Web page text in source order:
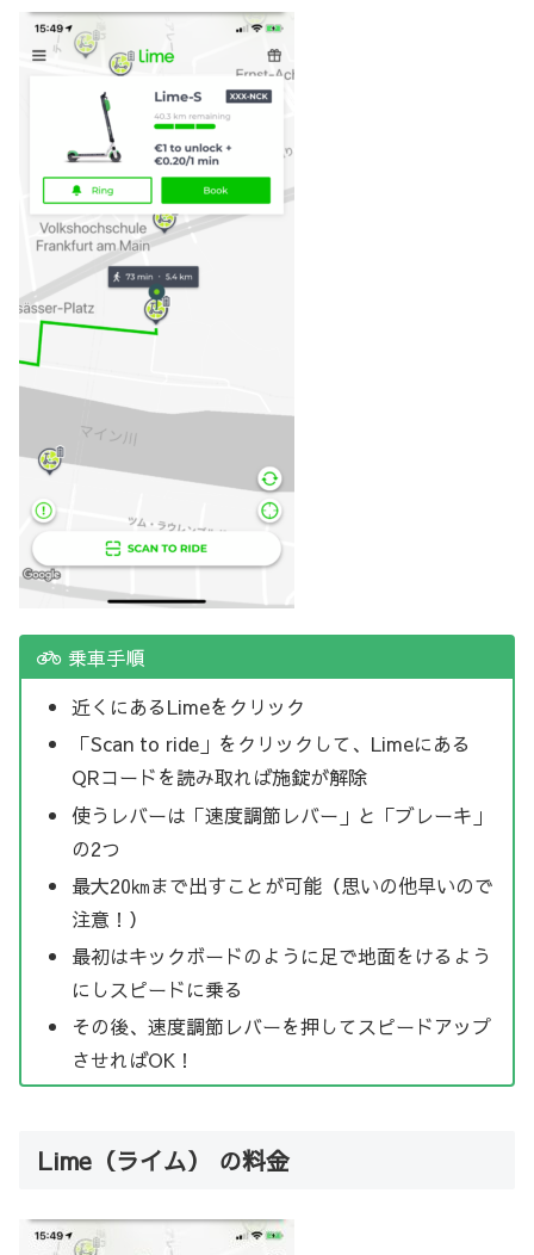
乗車手順
近くにあるLimeをクリック
「Scan to ride」をクリックして、Limeにある
QRコードを読み取れば施錠が解除
使うレバーは「速度調節レバー」と「ブレーキ」
の2つ
最大20㎞まで出すことが可能（思いの他早いので
注意！）
最初はキックボードのように足で地面をけるよう
にしスピードに乗る
その後、速度調節レバーを押してスピードアップ
させればOK！
Lime（ライム） の料金